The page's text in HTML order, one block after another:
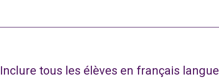
Inclure tous les élèves en français langue